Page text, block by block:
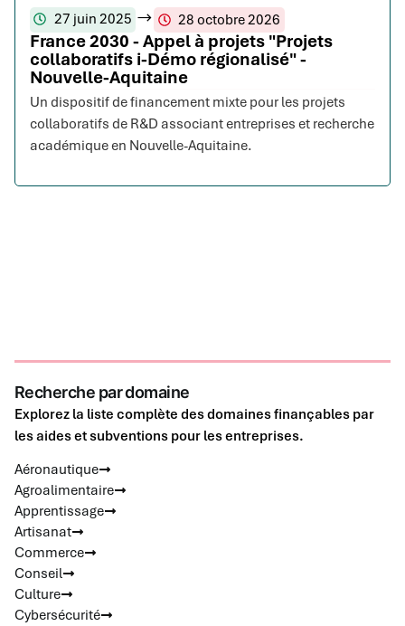
27 juin 2025 28 octobre 2026
France 2030 - Appel à projets "Projets
collaboratifs i-Démo régionalisé" -
Nouvelle-Aquitaine
Un dispositif de financement mixte pour les projets
collaboratifs de R&D associant entreprises et recherche
académique en Nouvelle-Aquitaine.
Recherche par domaine
Explorez la liste complète des domaines finançables par
les aides et subventions pour les entreprises.
Aéronautique
Agroalimentaire
Apprentissage
Artisanat
Commerce
Conseil
Culture
Cybersécurité